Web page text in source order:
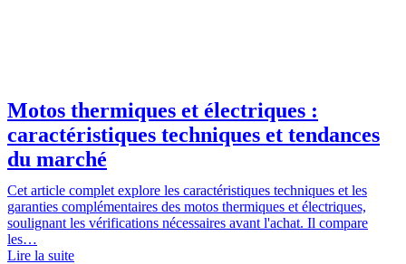
Motos thermiques et électriques :
caractéristiques techniques et tendances
du marché
Cet article complet explore les caractéristiques techniques et les
garanties complémentaires des motos thermiques et électriques,
soulignant les vérifications nécessaires avant l'achat. Il compare
les…
Lire la suite